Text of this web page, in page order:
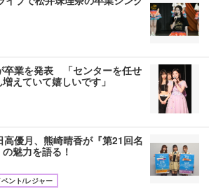
卒業を発表 「センターを任せ
えていて嬉しいです」
優月、熊崎晴香が『第21回名
魅力を語る！
ベント/レジャー